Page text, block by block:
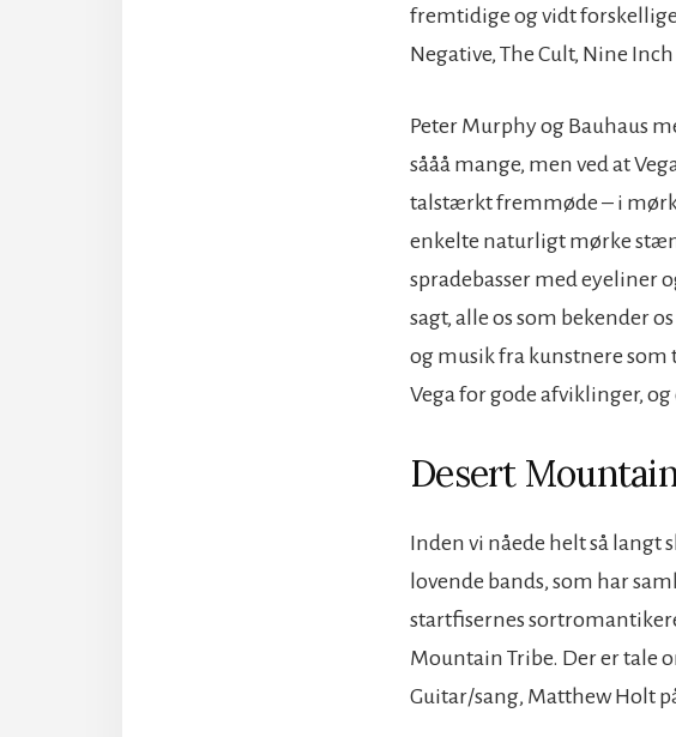
fremtidige og vidt forskellige
Negative, The Cult, Nine
Peter Murphy og Bauhaus
sååå mange, men ved at
talstærkt fremmøde – i
enkelte naturligt mørke
spradebasser med eyeliner
sagt, alle os som bekender
og musik fra kunstnere som
Vega for gode afviklinger,
Desert
Inden vi nåede helt så langt
lovende bands, som har
startfisernes
Mountain Tribe. Der er tale
Guitar/sang, Matthew Holt